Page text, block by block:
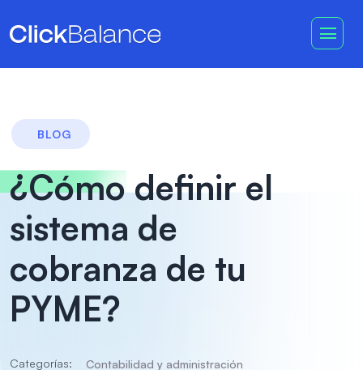
BLOG
¿Cómo definir el
sistema de
cobranza de tu
PYME?
Categorías: Contabilidad y administración